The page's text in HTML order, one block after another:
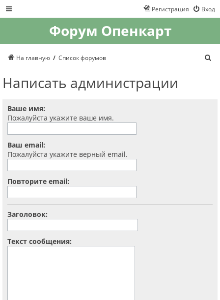
Вход
Регистрация
Форум Опенкарт
На главную Список форумов
Написать администрации
Ваше имя:
Пожалуйста укажите ваше имя.
Ваш email:
Пожалуйста укажите верный email.
Повторите email:
Заголовок:
Текст сообщения: